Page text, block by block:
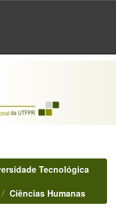
Tecnológica
Ciências Humanas